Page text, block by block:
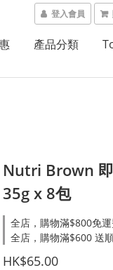
登入會員
產品分類
Nutri Brown
35g x 8包
全店，購物滿$800免
全店，購物滿$600 送
HK$65.00